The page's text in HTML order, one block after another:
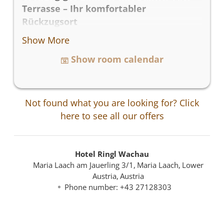
Terrasse – Ihr komfortabler
Rückzugsort
Genießen Sie in diesem 35 m² großen
Zimmer mit einem komfortablen
frische Luft genießen können. Zur
Ausstattung gehören außerdem
kostenfreies WLAN, ein Fernseher, ein
Safe, ein Radio und ein Haartrockner. Das
Badezimmer ist mit einer Dusche,
Handtüchern und einer Toilette
ausgestattet.
Show More
Show room calendar
Not found what you are looking for? Click
here to see all our offers
Hotel Ringl Wachau
Maria Laach am Jauerling 3/1 Maria Laach Lower
Austria Austria
Phone number:+43 27128303